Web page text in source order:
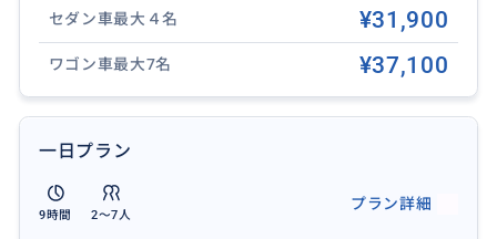
まるで半分が土に沈んだような不思議な建築。外壁に
空が映る建物は、宜蘭を代表するアートスポットです。
(入場はありません)
おすすめ
セダン車最大４名 ¥31,900
ワゴン車最大7名 ¥37,100
一日プラン
9時間 2〜7人
プラン詳細